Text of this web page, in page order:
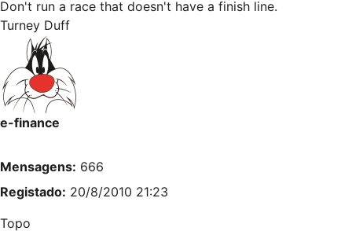
Don't run a race that doesn't have a finish line.
Turney Duff
e-finance
Mensagens: 666
Registado: 20/8/2010 21:23
Topo